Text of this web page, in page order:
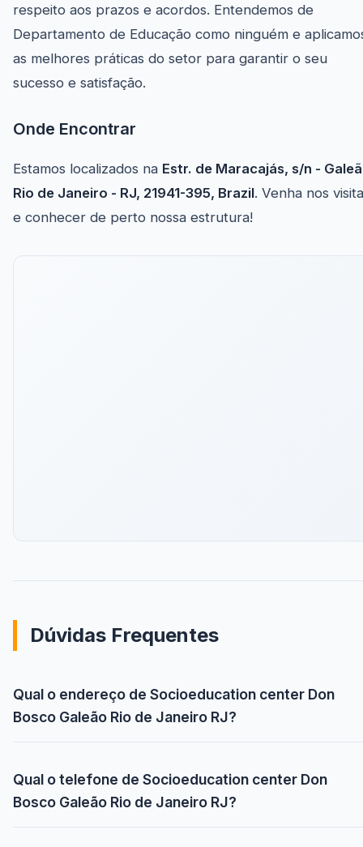
respeito aos prazos e acordos. Entendemos de
Departamento de Educação como ninguém e
as melhores práticas do setor para garantir o seu
sucesso e satisfação.
Onde Encontrar
Estamos localizados na Estr. de Maracajás, s/n -
Rio de Janeiro - RJ, 21941-395, Brazil. Venha nos
e conhecer de perto nossa estrutura!
Dúvidas Frequentes
Qual o endereço de Socioeducation center Don
Bosco Galeão Rio de Janeiro RJ?
Qual o telefone de Socioeducation center Don
Bosco Galeão Rio de Janeiro RJ?